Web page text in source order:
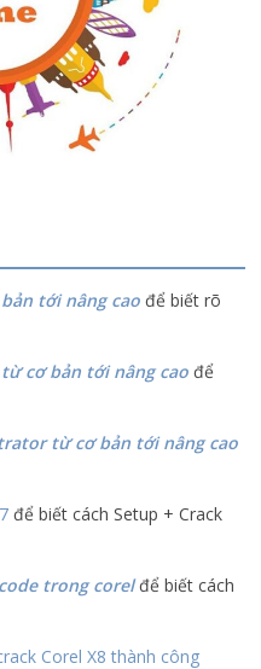
tới nâng cao để biết rõ
cơ bản tới nâng cao để
từ cơ bản tới nâng cao
để biết cách Setup + Crack
trong corelđể biết cách
Corel X8 thành công